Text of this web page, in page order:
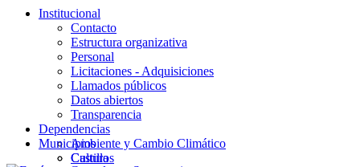
Institucional
Contacto
Estructura organizativa
Personal
Licitaciones - Adquisiciones
Llamados públicos
Datos abiertos
Transparencia
Dependencias
Ambiente y Cambio Climático
Cultura
Municipios
Castillos